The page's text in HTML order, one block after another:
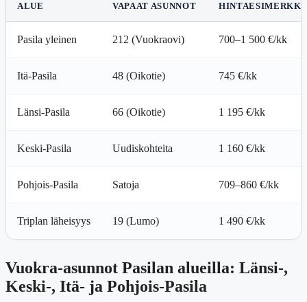
ALUE VAPAAT ASUNNOT HINTAESIMERKKI
Pasila yleinen 212 (Vuokraovi) 700–1 500 €/kk
Itä-Pasila 48 (Oikotie) 745 €/kk
Länsi-Pasila 66 (Oikotie) 1 195 €/kk
Keski-Pasila Uudiskohteita 1 160 €/kk
Pohjois-Pasila Satoja 709–860 €/kk
Triplan läheisyys 19 (Lumo) 1 490 €/kk
Vuokra-asunnot Pasilan alueilla: Länsi-,
Keski-, Itä- ja Pohjois-Pasila